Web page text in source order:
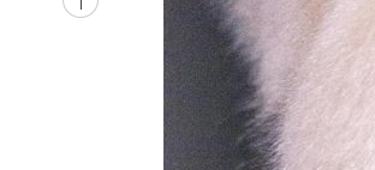
1시간 전 >
[속보]이강인 "감독님이 원하는 마음
수도권 40도 육박 '펄펄'…동해안 일
온열질환 사망자 3명 늘어…누적 환
강릉에 시간당 81.4㎜ 물폭탄…도로
백운산서 80년근 천종산삼 9뿌리 발